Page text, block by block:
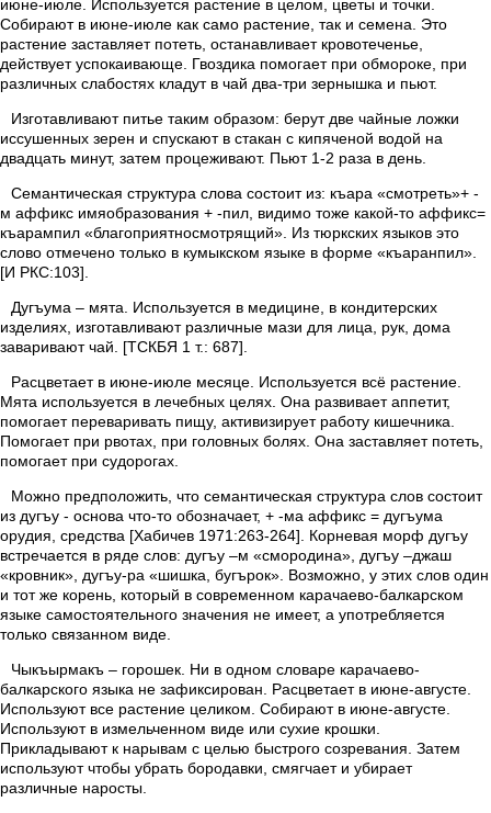
июне-июле. Используется растение в целом, цветы и точки.
Собирают в июне-июле как само растение, так и семена. Это
растение заставляет потеть, останавливает кровотеченье,
действует успокаивающе. Гвоздика помогает при обмороке, при
различных слабостях кладут в чай два-три зернышка и пьют.
Изготавливают питье таким образом: берут две чайные ложки
иссушенных зерен и спускают в стакан с кипяченой водой на
двадцать минут, затем процеживают. Пьют 1-2 раза в день.
Семантическая структура слова состоит из: къара «смотреть»+ -
м аффикс имяобразования + -пил, видимо тоже какой-то аффикс=
къарампил «благоприятносмотрящий». Из тюркских языков это
слово отмечено только в кумыкском языке в форме «къаранпил».
[И РКС:103].
Дугъума – мята. Используется в медицине, в кондитерских
изделиях, изготавливают различные мази для лица, рук, дома
заваривают чай. [ТСКБЯ 1 т.: 687].
Расцветает в июне-июле месяце. Используется всё растение.
Мята используется в лечебных целях. Она развивает аппетит,
помогает переваривать пищу, активизирует работу кишечника.
Помогает при рвотах, при головных болях. Она заставляет потеть,
помогает при судорогах.
Можно предположить, что семантическая структура слов состоит
из дугъу - основа что-то обозначает, + -ма аффикс = дугъума
орудия, средства [Хабичев 1971:263-264]. Корневая морф дугъу
встречается в ряде слов: дугъу –м «смородина», дугъу –джаш
«кровник», дугъу-ра «шишка, бугърок». Возможно, у этих слов один
и тот же корень, который в современном карачаево-балкарском
языке самостоятельного значения не имеет, а употребляется
только связанном виде.
Чыкъырмакъ – горошек. Ни в одном словаре карачаево-
балкарского языка не зафиксирован. Расцветает в июне-августе.
Используют все растение целиком. Собирают в июне-августе.
Используют в измельченном виде или сухие крошки.
Прикладывают к нарывам с целью быстрого созревания. Затем
используют чтобы убрать бородавки, смягчает и убирает
различные наросты.